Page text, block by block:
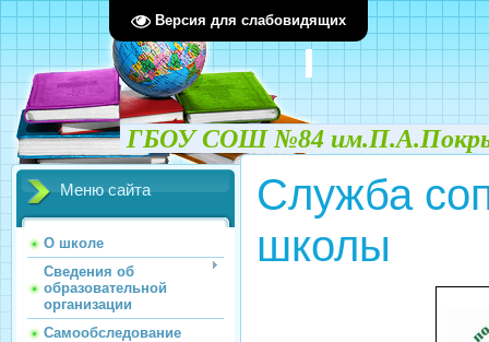
Версия для слабовидящих
ГБОУ СОШ №84
Меню сайта
О школе
Сведения об
образовательной
организации
Самообследование
Служба
школы